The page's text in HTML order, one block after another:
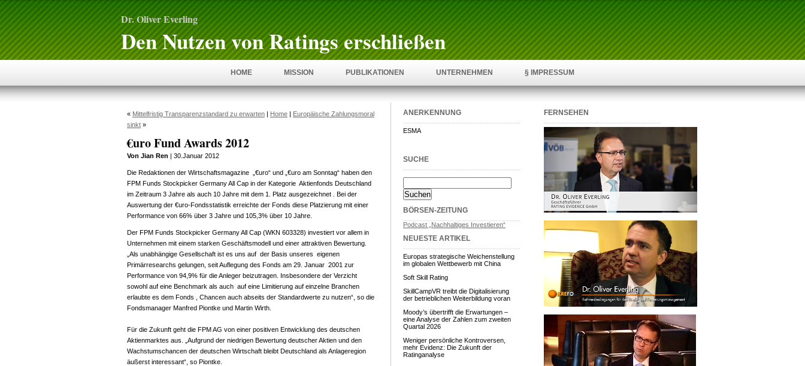
Dr. Oliver Everling
Den Nutzen von Ratings erschließen
HOME MISSION PUBLIKATIONEN UNTERNEHMEN § IMPRESSUM
« Mittelfristig Transparenzstandard zu erwarten | Home | Europäische Zahlungsmoral
sinkt »
€uro Fund Awards 2012
Von Jian Ren | 30.Januar 2012
Die Redaktionen der Wirtschaftsmagazine „€uro“ und „€uro am Sonntag“ haben den
FPM Funds Stockpicker Germany All Cap in der Kategorie Aktienfonds Deutschland
im Zeitraum 3 Jahre als auch 10 Jahre mit dem 1. Platz ausgezeichnet . Bei der
Auswertung der €uro-Fondsstatistik erreichte der Fonds diese Platzierung mit einer
Performance von 66% über 3 Jahre und 105,3% über 10 Jahre.
Der FPM Funds Stockpicker Germany All Cap (WKN 603328) investiert vor allem in
Unternehmen mit einem starken Geschäftsmodell und einer attraktiven Bewertung.
„Als unabhängige Gesellschaft ist es uns auf der Basis unseres eigenen
Primärresearchs gelungen, seit Auflegung des Fonds am 29. Januar 2001 zur
Performance von 94,9% für die Anleger beizutragen. Insbesondere der Verzicht
sowohl auf eine Benchmark als auch auf eine Limitierung auf einzelne Branchen
erlaubte es dem Fonds , Chancen auch abseits der Standardwerte zu nutzen“, so die
Fondsmanager Manfred Piontke und Martin Wirth.
Für die Zukunft geht die FPM AG von einer positiven Entwicklung des deutschen
Aktienmarktes aus. „Aufgrund der niedrigen Bewertung deutscher Aktien und den
Wachstumschancen der deutschen Wirtschaft bleibt Deutschland als Anlageregion
äußerst interessant“, so Piontke.
ANERKENNUNG
ESMA
SUCHE
BÖRSEN-ZEITUNG
Podcast „Nachhaltiges Investieren“
NEUESTE ARTIKEL
Europas strategische Weichenstellung
im globalen Wettbewerb mit China
Soft Skill Rating
SkillCampVR treibt die Digitalisierung
der betrieblichen Weiterbildung voran
Moody’s übertrifft die Erwartungen –
eine Analyse der Zahlen zum zweiten
Quartal 2026
Weniger persönliche Kontroversen,
mehr Evidenz: Die Zukunft der
Ratinganalyse
FERNSEHEN